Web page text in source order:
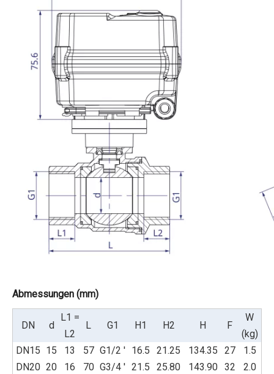
Abmessungen (mm)
DN d
L1 =
L2
L G1 H1 H2 H F
W
(kg)
DN15 15 13 57 G1/2 ' 16.5 21.25 134.35 27
1.5
DN20 20 16 70 G3/4 ' 21.5 25.80 143.90 32 2.0